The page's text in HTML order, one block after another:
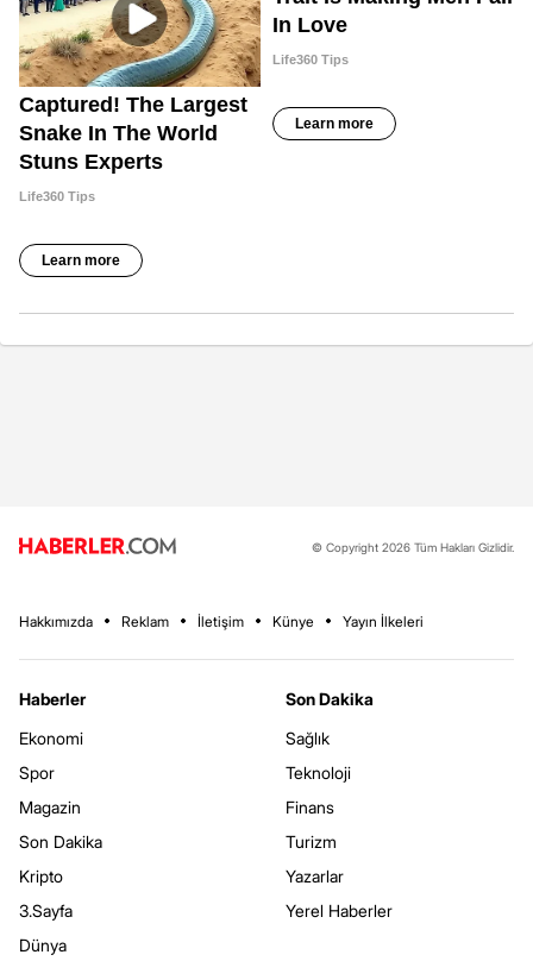
© Copyright 2026 Tüm Hakları Gizlidir.
Hakkımızda Reklam İletişim Künye Yayın İlkeleri
Haberler
Ekonomi
Spor
Magazin
Son Dakika
Kripto
3.Sayfa
Dünya
Son Dakika
Sağlık
Teknoloji
Finans
Turizm
Yazarlar
Yerel Haberler